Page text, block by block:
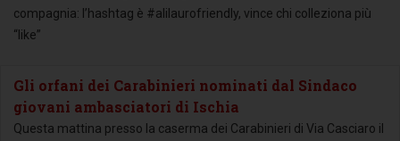
compagnia: l’hashtag è #alilaurofriendly, vince chi colleziona più
“like”
Gli orfani dei Carabinieri nominati dal Sindaco
giovani ambasciatori di Ischia
Questa mattina presso la caserma dei Carabinieri di Via Casciaro il